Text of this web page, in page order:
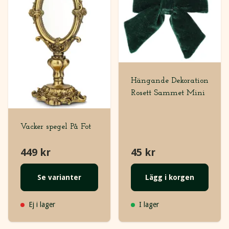
Vacker spegel På Fot
449 kr
Se varianter
Ej i lager
Hängande Dekoration
Rosett Sammet Mini
45 kr
Lägg i korgen
I lager